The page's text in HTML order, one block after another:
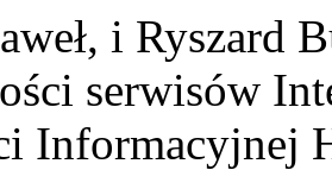
i Ryszard
serwisów
Informacyjnej